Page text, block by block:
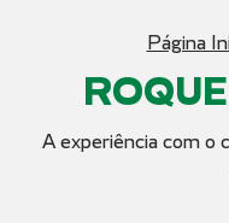
Página
A experiência com o